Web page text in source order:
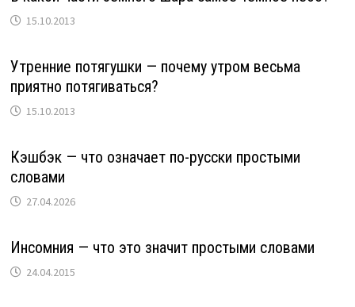
15.10.2013
Утренние потягушки — почему утром весьма
приятно потягиваться?
15.10.2013
Кэшбэк — что означает по-русски простыми
словами
27.04.2026
Инсомния — что это значит простыми словами
24.04.2015